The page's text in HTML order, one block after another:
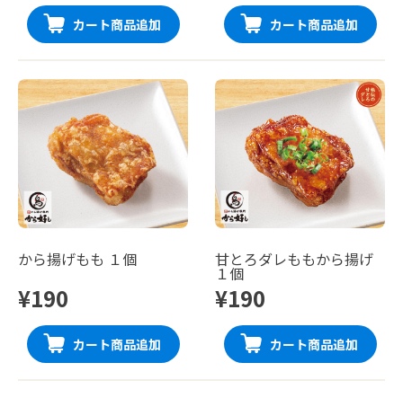
カート商品追加 カート商品追加
から揚げもも １個
¥190
カート商品追加
甘とろダレももから揚げ
１個
¥190
カート商品追加